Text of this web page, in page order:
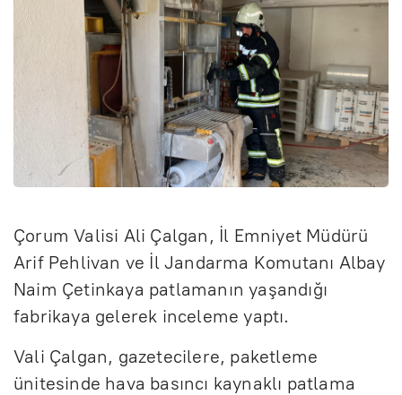
e
n
Çorum Valisi Ali Çalgan, İl Emniyet Müdürü
Arif Pehlivan ve İl Jandarma Komutanı Albay
Naim Çetinkaya patlamanın yaşandığı
fabrikaya gelerek inceleme yaptı.
Vali Çalgan, gazetecilere, paketleme
ünitesinde hava basıncı kaynaklı patlama